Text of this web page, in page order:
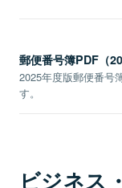
郵便番号簿PDF（
2025年度版郵便番号
す。
ビジネス